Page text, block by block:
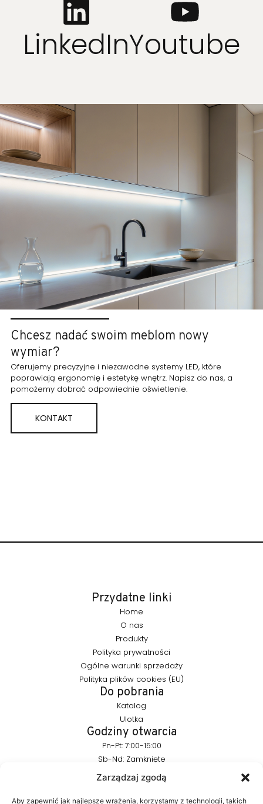
Zarządzaj zgodą
Aby zapewnić jak najlepsze wrażenia, korzystamy z technologii, takich
LinkedInYoutube
Chcesz nadać swoim meblom nowy
wymiar?
Oferujemy precyzyjne i niezawodne systemy LED, które
poprawiają ergonomię i estetykę wnętrz. Napisz do nas, a
pomożemy dobrać odpowiednie oświetlenie.
KONTAKT
Przydatne linki
Home
O nas
Produkty
Polityka prywatności
Ogólne warunki sprzedaży
Polityka plików cookies (EU)
Do pobrania
Katalog
Ulotka
Godziny otwarcia
Pn-Pt: 7:00-15:00
Sb-Nd: Zamknięte
Pozostańmy w kontakcie
info@furnika.pl
+48 (77) 544 91 28